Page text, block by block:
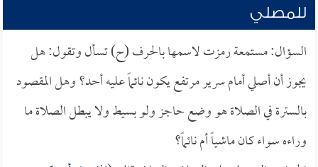
للمصلي
السؤال: مستمعة رمزت لاسمها بالحرف (ح) تسأل وتقول: هل
يجوز أن أصلي أمام سرير مرتفع يكون نائماً عليه أحد؟ وهل المقصود
بالسترة في الصلاة هو وضع حاجز ولو بسيط ولا يبطل الصلاة ما
وراءه سواء كان ماشياً أم نائماً؟